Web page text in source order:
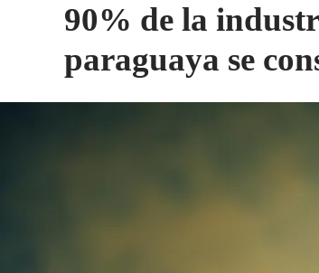
90% de la
paraguaya se